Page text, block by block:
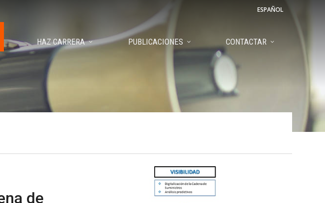
ESPAÑOL
HAZ CARRERA PUBLICACIONES CONTACTAR
de